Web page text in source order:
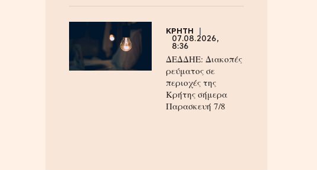
ΚΡΗΤΗ
07.08.2026,
8:36
ΔΕΔΔΗΕ: Διακοπές
ρεύματος σε
περιοχές της
Κρήτης σήμερα
Παρασκευή 7/8